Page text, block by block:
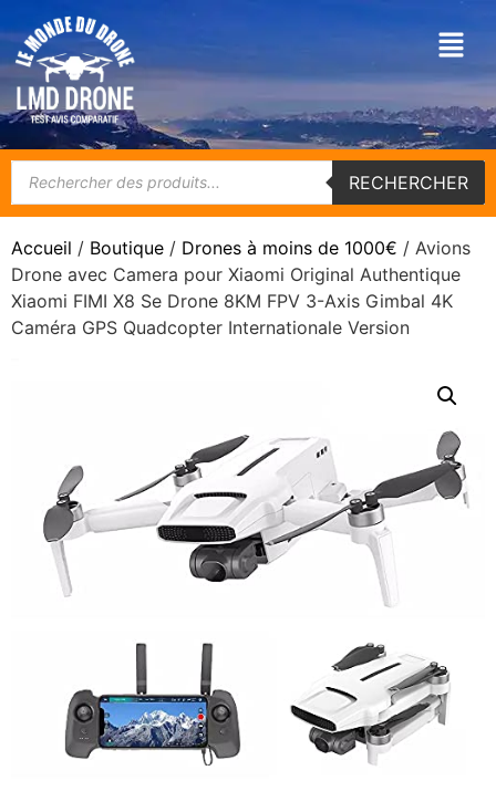
RECHERCHER
Accueil / Boutique / Drones à moins de 1000€ / Avions
Drone avec Camera pour Xiaomi Original Authentique
Xiaomi FIMI X8 Se Drone 8KM FPV 3-Axis Gimbal 4K
Caméra GPS Quadcopter Internationale Version